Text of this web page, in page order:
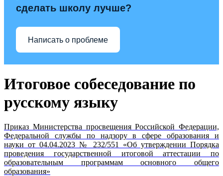
сделать школу лучше?
Написать о проблеме
Итоговое собеседование по
русскому языку
Приказ Министерства просвещения Российской Федерации,
Федеральной службы по надзору в сфере образования и
науки от 04.04.2023 № 232/551 «Об утверждении Порядка
проведения государственной итоговой аттестации по
образовательным программам основного общего
образования»